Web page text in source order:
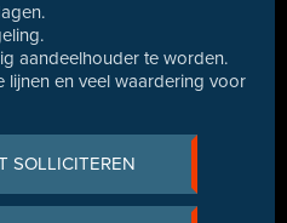
aandeelhouder te worden.
lijnen en veel waardering voor
SOLLICITEREN